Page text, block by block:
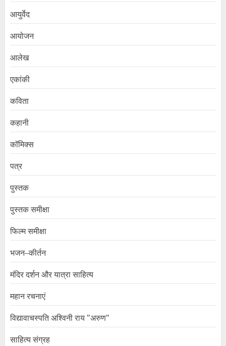
आयुर्वेद
आयोजन
आलेख
एकांकी
कविता
कहानी
कॉमिक्स
पत्र
पुस्तक
पुस्तक समीक्षा
फिल्म समीक्षा
भजन–कीर्तन
मंदिर दर्शन और यात्रा साहित्य
महान रचनाएं
विद्यावाचस्पति अश्विनी राय "अरुण"
साहित्य संग्रह